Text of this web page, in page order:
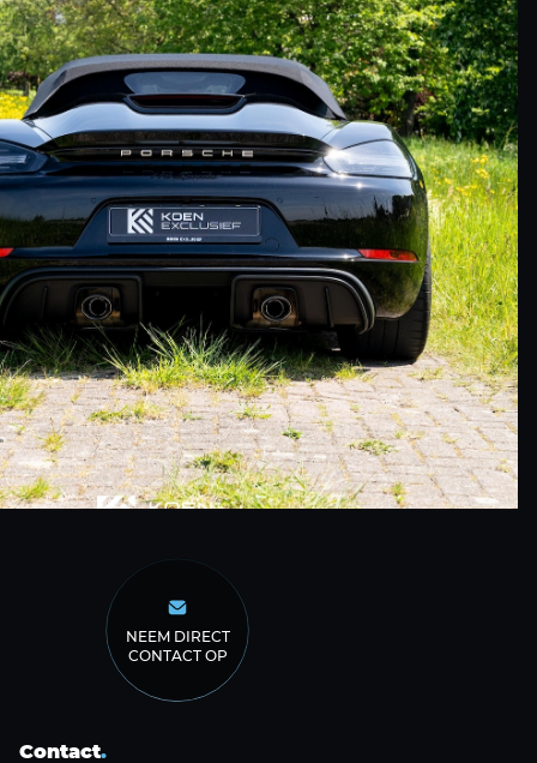
NEEM DIRECT
CONTACT OP
Contact.